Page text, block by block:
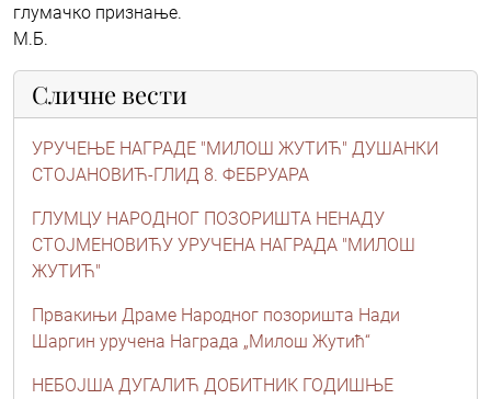
глумачко признање.
М.Б.
Сличне вести
УРУЧЕЊЕ НАГРАДЕ "МИЛОШ ЖУТИЋ" ДУШАНКИ
СТОЈАНОВИЋ-ГЛИД 8. ФЕБРУАРА
ГЛУМЦУ НАРОДНОГ ПОЗОРИШТА НЕНАДУ
СТОЈМЕНОВИЋУ УРУЧЕНА НАГРАДА "МИЛОШ
ЖУТИЋ"
Првакињи Драме Народног позоришта Нади
Шаргин уручена Награда „Милош Жутић“
НЕБОЈША ДУГАЛИЋ ДОБИТНИК ГОДИШЊЕ